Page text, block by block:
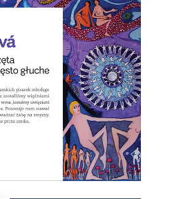
DO KOSZYKA
zwiększa się spożycie
8.00zł
DO KOSZYKA